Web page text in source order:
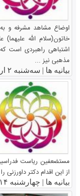
اوضاع مشاهد مشرفه و
خاتون(سلام الله
اشتباهی راهبردی است
مذهبی نیز ...
بیانیه ها | سه‌شنبه ۲ اردیبهشت ۱۳۹۳
مستضعفین ریاست
از این اقدام دکتر داورزنی
بیانیه ها | چهارشنبه ۱۴ اسفند ۱۳۹۲